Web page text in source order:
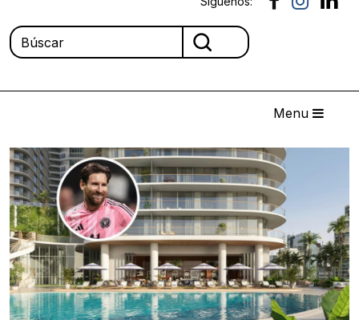
Menu